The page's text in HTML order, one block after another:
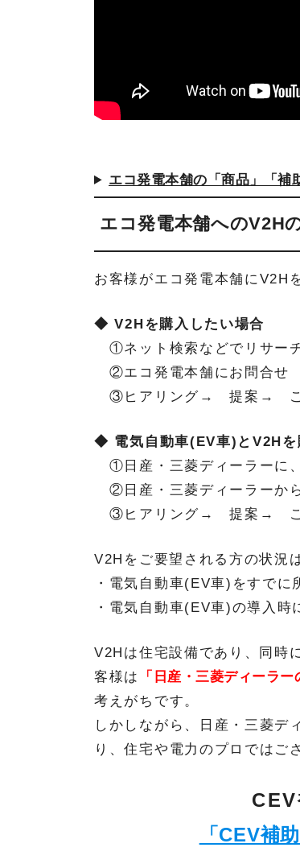
エコ発電本舗の「商品」「補
エコ発電本舗へのV2H
お客様がエコ発電本舗にV2H
◆ V2Hを購入したい場合
①ネット検索などでリサー
②エコ発電本舗にお問合せ
③ヒアリング→ 提案→ ご
◆ 電気自動車(EV車)とV2Hを
①日産・三菱ディーラーに
②日産・三菱ディーラーか
③ヒアリング→ 提案→ ご
V2Hをご要望される方の状況
・電気自動車(EV車)をすでに
・電気自動車(EV車)の導入時
V2Hは住宅設備であり、同時
客様は
「日産・三菱ディーラ
考えがちです。
しかしながら、日産・三菱デ
り、住宅や電力のプロではご
「CEV補